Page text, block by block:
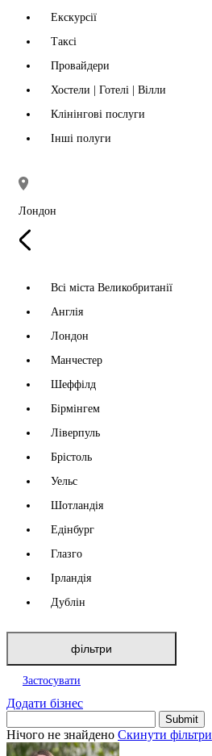
Екскурсії
Таксі
Провайдери
Хостели | Готелі | Вілли
Клінінгові послуги
Інші полуги
Лондон
Всі міста Великобританії
Англія
Лондон
Манчестер
Шеффілд
Бірмінгем
Ліверпуль
Брістоль
Уельс
Шотландія
Едінбург
Глазго
Ірландія
Дублін
фільтри
Застосувати
Додати бізнес
Нічого не знайдено Скинути фільтри